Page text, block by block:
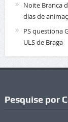
Noite Branca
dias de
PS questiona
ULS de Braga
Pesquise por